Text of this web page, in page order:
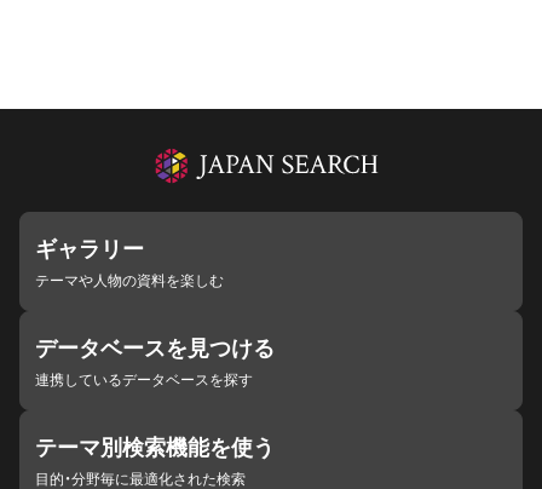
ギャラリー
テーマや人物の資料を楽しむ
データベースを見つける
連携しているデータベースを探す
テーマ別検索機能を使う
目的・分野毎に最適化された検索